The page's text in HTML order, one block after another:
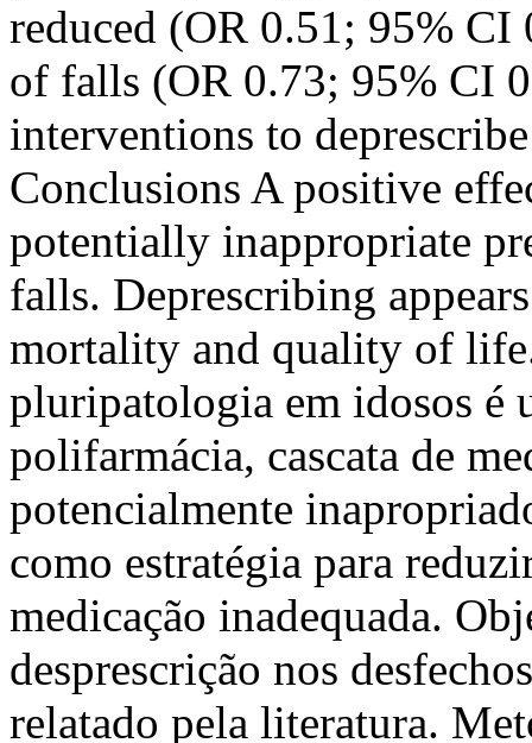
reduced (OR 0.51; 95% CI
of falls (OR 0.73; 95% CI
interventions to
Conclusions A positive
potentially inappropriate
falls. Deprescribing
mortality and quality of
pluripatologia em idosos é
polifarmácia, cascata de
potencialmente
como estratégia para
medicação inadequada.
desprescrição nos
relatado pela literatura.